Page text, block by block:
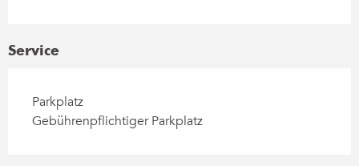
Service
Parkplatz
Gebührenpflichtiger Parkplatz